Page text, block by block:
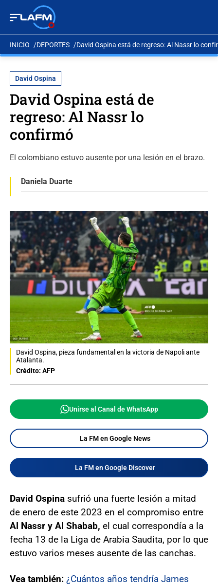
INICIO DEPORTES David Ospina está de regreso: Al Nassr lo
David Ospina
David Ospina está de
regreso: Al Nassr lo
confirmó
El colombiano estuvo ausente por una lesión en el brazo.
Daniela Duarte
David Ospina, pieza fundamental en la victoria de Napoli ante
Atalanta.
Crédito: AFP
Unirse al Canal de WhatsApp
La FM en Google News
La FM en Google Discover
David Ospina sufrió una fuerte lesión a mitad
de enero de este 2023 en el compromiso entre
Al Nassr y Al Shabab, el cual correspondía a la
fecha 13 de la Liga de Arabia Saudita, por lo que
estuvo varios meses ausente de las canchas.
Vea también: ¿Cuántos años tendría James